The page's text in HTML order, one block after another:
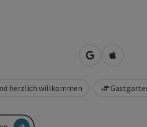
in Googlein Apple
herzlich willkommen